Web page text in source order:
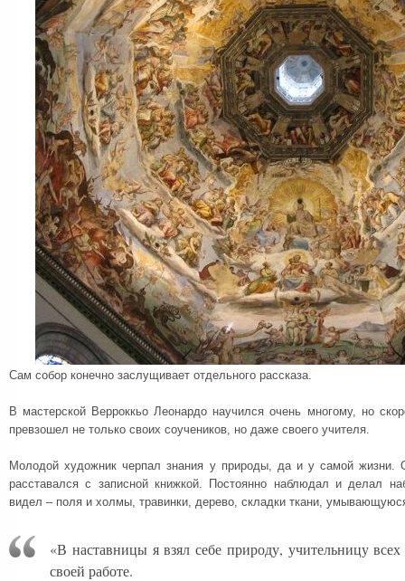
Сам собор конечно заслущивает отдельного рассказа.
В мастерской Верроккьо Леонардо научился очень многому, но
превзошел не только своих соучеников, но даже своего учителя.
Молодой художник черпал знания у природы, да и у самой жизни.
расставался с записной книжкой. Постоянно наблюдал и делал
видел – поля и холмы, травинки, дерево, складки ткани,
«В наставницы я взял себе природу, учительницу
своей работе.